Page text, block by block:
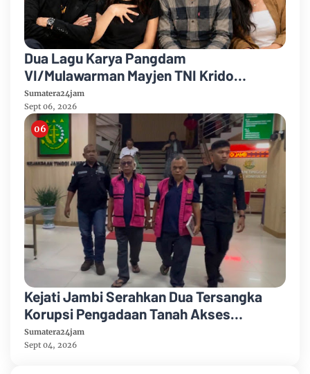
Dua Lagu Karya Pangdam
VI/Mulawarman Mayjen TNI Krido
Pramono Jadi Ikon Singing Competition
HUT Ke-81 RI
Sumatera24jam
Sept 06, 2026
Kejati Jambi Serahkan Dua Tersangka
Korupsi Pengadaan Tanah Akses
Pelabuhan Ujung Jabung Ke Penuntut
Umum
Sumatera24jam
Sept 04, 2026